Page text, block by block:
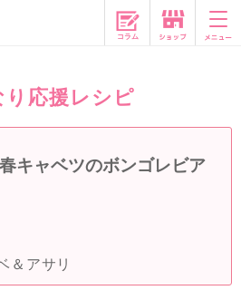
コラム
り応援レシピ
キャベツのボンゴレビア
＆アサリ